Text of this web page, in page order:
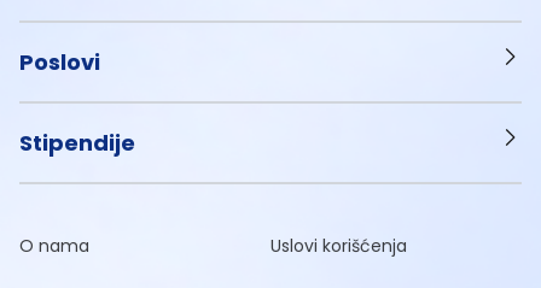
Poslovi
Stipendije
O nama Uslovi korišćenja